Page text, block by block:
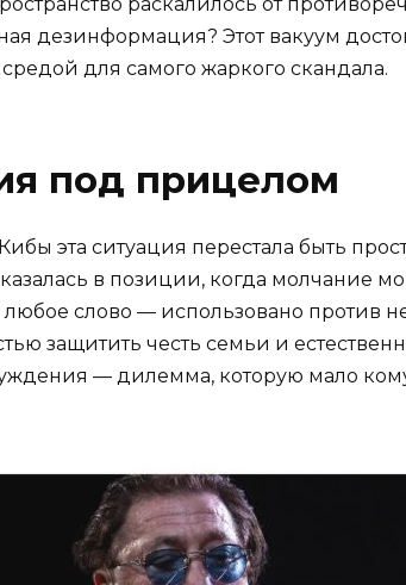
дезинформация? Этот вакуум
для самого жаркого скандала.
под прицелом
эта ситуация перестала быть
в позиции, когда молчание
любое слово — использовано против
защитить честь семьи и
— дилемма, которую мало